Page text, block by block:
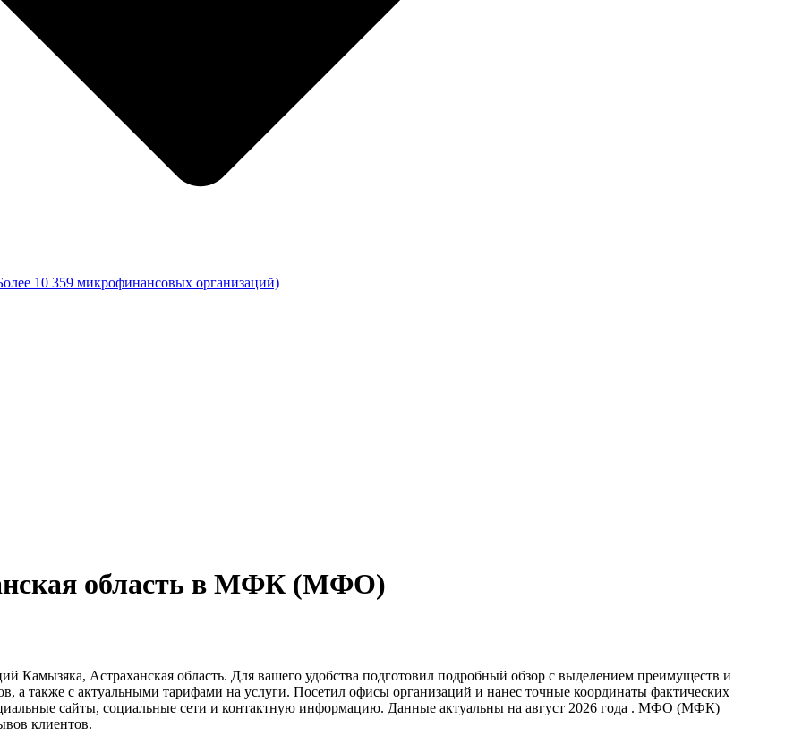
область в МФК (МФО)
Камызяка, Астраханская область. Для вашего удобства подготовил подробный обзор с выделением преимуществ и
а также с актуальными тарифами на услуги. Посетил офисы организаций и нанес точные координаты фактических
сайты, социальные сети и контактную информацию. Данные актуальны на август 2026 года . МФО (МФК)
клиентов.